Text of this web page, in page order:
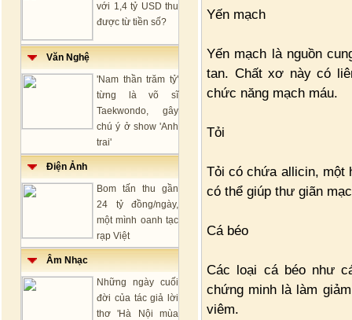
với 1,4 tỷ USD thu
được từ tiền số?
Văn Nghệ
'Nam thần trăm tỷ'
từng là võ sĩ
Taekwondo, gây
chú ý ở show 'Anh
trai'
Điện Ảnh
Bom tấn thu gần
24 tỷ đồng/ngày,
một mình oanh tạc
rạp Việt
Âm Nhạc
Những ngày cuối
đời của tác giả lời
thơ 'Hà Nội mùa
Yến mạch
Yến mạch là nguồn
tan. Chất xơ này có
chức năng mạch máu.
Tỏi
Tỏi có chứa allicin, một
có thể giúp thư giãn
Cá béo
Các loại cá béo như
chứng minh là làm
viêm.